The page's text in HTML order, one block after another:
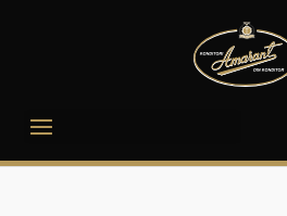
Välj en sida